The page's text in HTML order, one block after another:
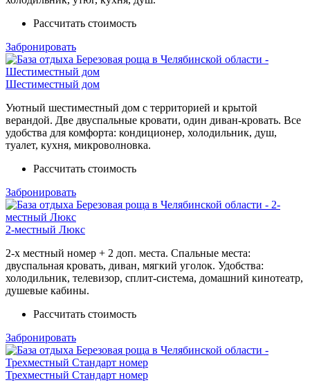
Рассчитать стоимость
Забронировать
Шестиместный дом
Уютный шестиместный дом с территорией и крытой
верандой. Две двуспальные кровати, один диван-кровать. Все
удобства для комфорта: кондиционер, холодильник, душ,
туалет, кухня, микроволновка.
Рассчитать стоимость
Забронировать
2-местный Люкс
2-х местный номер + 2 доп. места. Спальные места:
двуспальная кровать, диван, мягкий уголок. Удобства:
холодильник, телевизор, сплит-система, домашний кинотеатр,
душевые кабины.
Рассчитать стоимость
Забронировать
Трехместный Стандарт номер